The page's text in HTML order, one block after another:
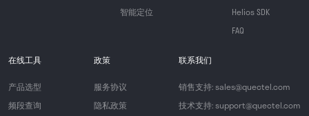
智能定位
Helios SDK
FAQ
在线工具
产品选型
频段查询
政策
服务协议
隐私政策
联系我们
销售支持: sales@quectel.com
技术支持: support@quectel.com